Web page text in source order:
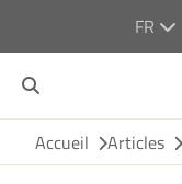
FR
Accueil Articles